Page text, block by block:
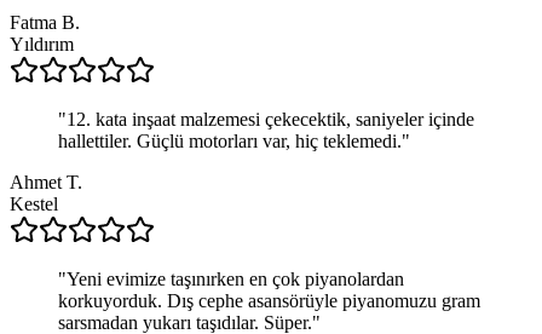
Fatma B.
Yıldırım
"12. kata inşaat malzemesi çekecektik, saniyeler içinde
hallettiler. Güçlü motorları var, hiç teklemedi."
Ahmet T.
Kestel
"Yeni evimize taşınırken en çok piyanolardan
korkuyorduk. Dış cephe asansörüyle piyanomuzu gram
sarsmadan yukarı taşıdılar. Süper."